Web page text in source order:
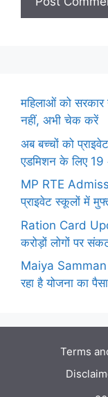
महिलाओं को
नहीं, अभी चेक करें
अब बच्चों को
एडमिशन के लिए
MP RTE
प्राइवेट स्कूलों में
Ration Card
करोड़ों लोगों पर
Maiya Samman
रहा है योजना का
Terms